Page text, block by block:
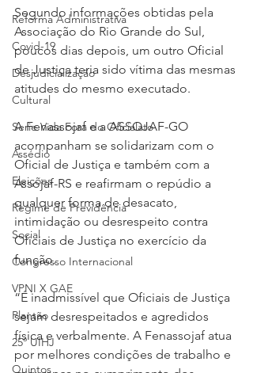
Reforma Administrativa
Covid-19
Desjudicialização
Cultural
Serie Vida Fora do Oficialato
Assédio
Eleições
Regime de Previdência
Social
Congresso Internacional
VPNI X GAE
Plantão
25º UIHJ
Quintos
Segundo informações obtidas pela
Associação do Rio Grande do Sul,
poucos dias depois, um outro Oficial
de Justiça teria sido vítima das mesmas
atitudes do mesmo executado.
A Fenassojaf e a ASSOJAF-GO
acompanham se solidarizam com o
Oficial de Justiça e também com a
Assojaf-RS e reafirmam o repúdio a
qualquer forma de desacato,
intimidação ou desrespeito contra
Oficiais de Justiça no exercício da
função.
“É inadmissível que Oficiais de Justiça
sejam desrespeitados e agredidos
física e verbalmente. A Fenassojaf atua
por melhores condições de trabalho e